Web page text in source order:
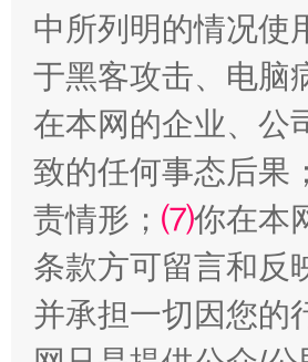
中所列明的情况使
于黑客攻击、电脑
在本网的企业、公
致的任何事态后果；
责情形； ⑺你在本
条款方可留言和反
并承担一切因您的